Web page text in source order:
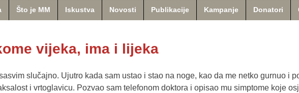
Što je MM Iskustva Novosti Publikacije Kampanje Donatori
vijeka, ima i lijeka
slučajno. Ujutro kada sam ustao i stao na noge, kao da me netko gurnuo i
i vrtoglavicu. Pozvao sam telefonom doktora i opisao mu simptome koje